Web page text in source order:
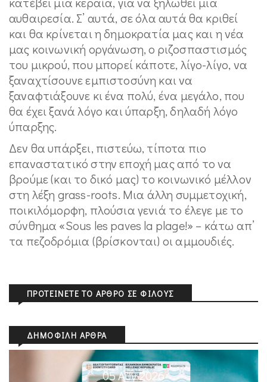
αυθαιρεσία. Σ’ αυτά, σε όλα αυτά θα κριθεί
και θα κρίνεται η δημοκρατία μας και η νέα
μας κοινωνική οργάνωση, ο ριζοσπαστισμός
του μικρού, που μπορεί κάποτε, λίγο-λίγο, να
ξαναχτίσουνε εμπιστοσύνη και να
ξαναφτιάξουνε κι ένα πολύ, ένα μεγάλο, που
θα έχει ξανά λόγο και ύπαρξη, δηλαδή λόγο
ύπαρξης.
Δεν θα υπάρξει, πιστεύω, τίποτα πιο
επαναστατικό στην εποχή μας από το να
βρούμε (και το δικό μας) το κοινωνικό μέλλον
στη λέξη grass-roots. Μια άλλη συμμετοχική,
ποικιλόμορφη, πλούσια γενιά το έλεγε με το
σύνθημα «Sous les paves la plage!» – κάτω απ’
τα πεζοδρόμια (βρίσκονται) οι αμμουδιές.
ΠΡΟΤΕΊΝΕΤΕ ΤΟ ΆΡΘΡΟ ΣΕ ΦΊΛΟΥΣ
ΔΗΜΟΦΙΛΉ ΆΡΘΡΑ
05 Αυγ 2026